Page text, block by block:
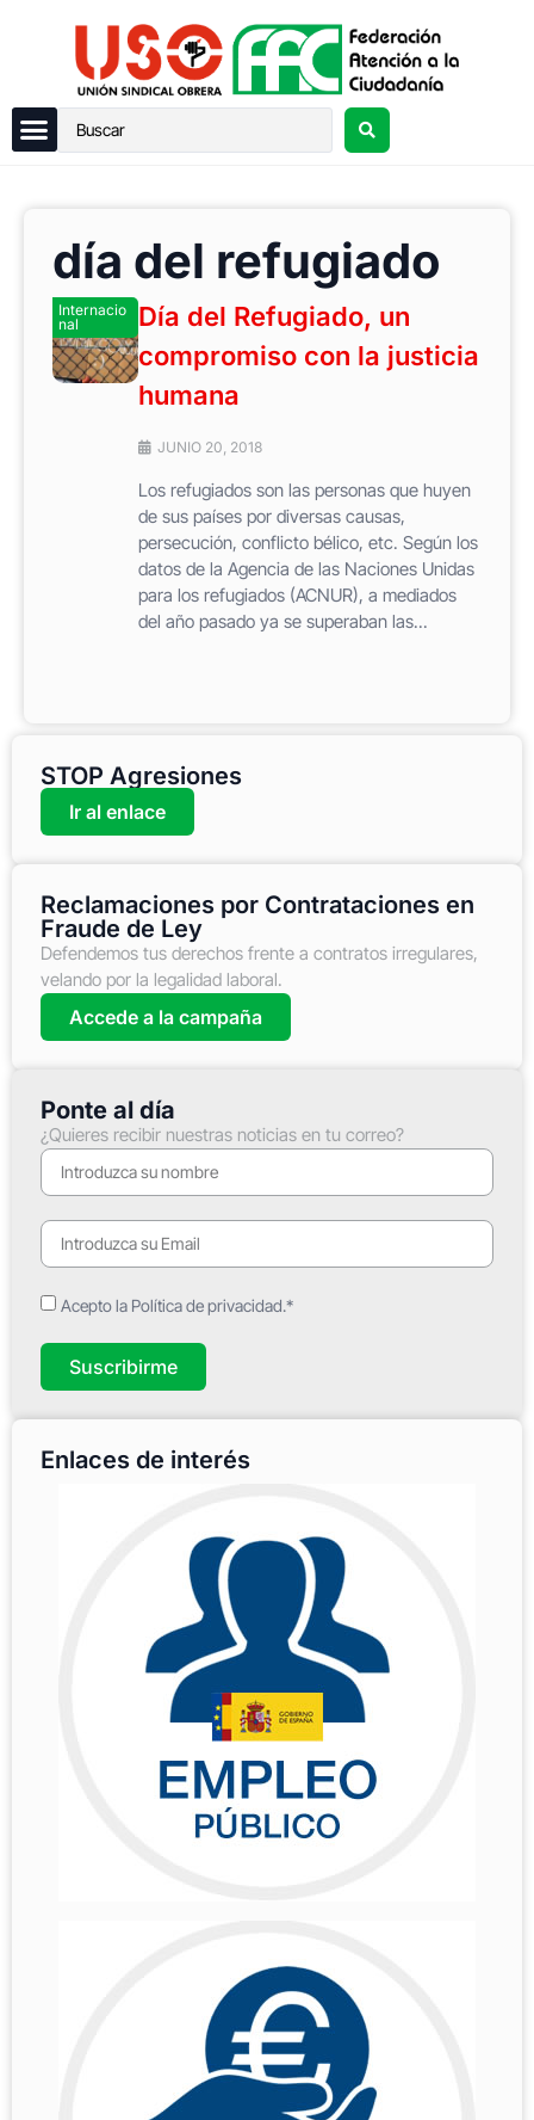
día del refugiado
Internacio
nal
Día del Refugiado, un
compromiso con la justicia
humana
JUNIO 20, 2018
Los refugiados son las personas que huyen
de sus países por diversas causas,
persecución, conflicto bélico, etc. Según los
datos de la Agencia de las Naciones Unidas
para los refugiados (ACNUR), a mediados
del año pasado ya se superaban las...
STOP Agresiones
Ir al enlace
Reclamaciones por Contrataciones en
Fraude de Ley
Defendemos tus derechos frente a contratos irregulares,
velando por la legalidad laboral.
Accede a la campaña
Ponte al día
¿Quieres recibir nuestras noticias en tu correo?
Acepto la Política de privacidad.*
Suscribirme
Enlaces de interés